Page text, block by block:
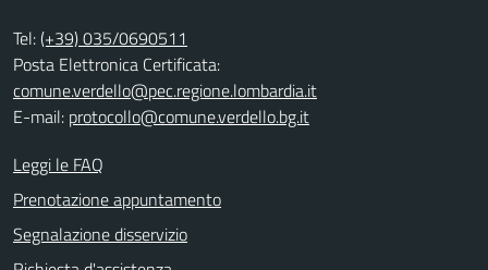
Tel:(+39) 035/0690511
Posta Elettronica Certificata:
comune.verdello@pec.regione.lombardia.it
E-mail: protocollo@comune.verdello.bg.it
Leggi le FAQ
Prenotazione appuntamento
Segnalazione disservizio